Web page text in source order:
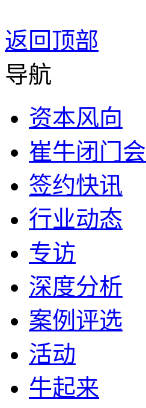
返回顶部
导航
资本风向
崔牛闭门会
签约快讯
行业动态
专访
深度分析
案例评选
活动
牛起来